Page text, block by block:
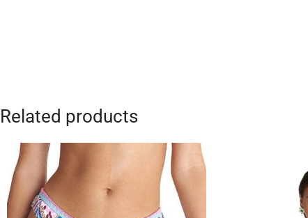
Related products